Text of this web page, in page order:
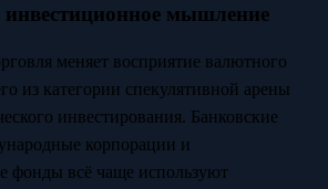
мышление
меняет восприятие валютного
из категории спекулятивной арены
инвестирования. Банковские
корпорации и
фонды всё чаще используют